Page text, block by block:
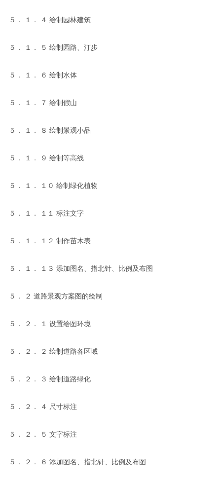
５． １． ４ 绘制园林建筑
５． １． ５ 绘制园路、汀步
５． １． ６ 绘制水体
５． １． ７ 绘制假山
５． １． ８ 绘制景观小品
５． １． ９ 绘制等高线
５． １． １０ 绘制绿化植物
５． １． １１ 标注文字
５． １． １２ 制作苗木表
５． １． １３ 添加图名、指北针、比例及布图
５． ２ 道路景观方案图的绘制
５． ２． １ 设置绘图环境
５． ２． ２ 绘制道路各区域
５． ２． ３ 绘制道路绿化
５． ２． ４ 尺寸标注
５． ２． ５ 文字标注
５． ２． ６ 添加图名、指北针、比例及布图